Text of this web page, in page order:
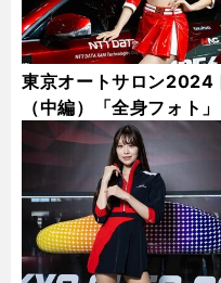
東京オートサロン2024
（中編）「全身フォト」